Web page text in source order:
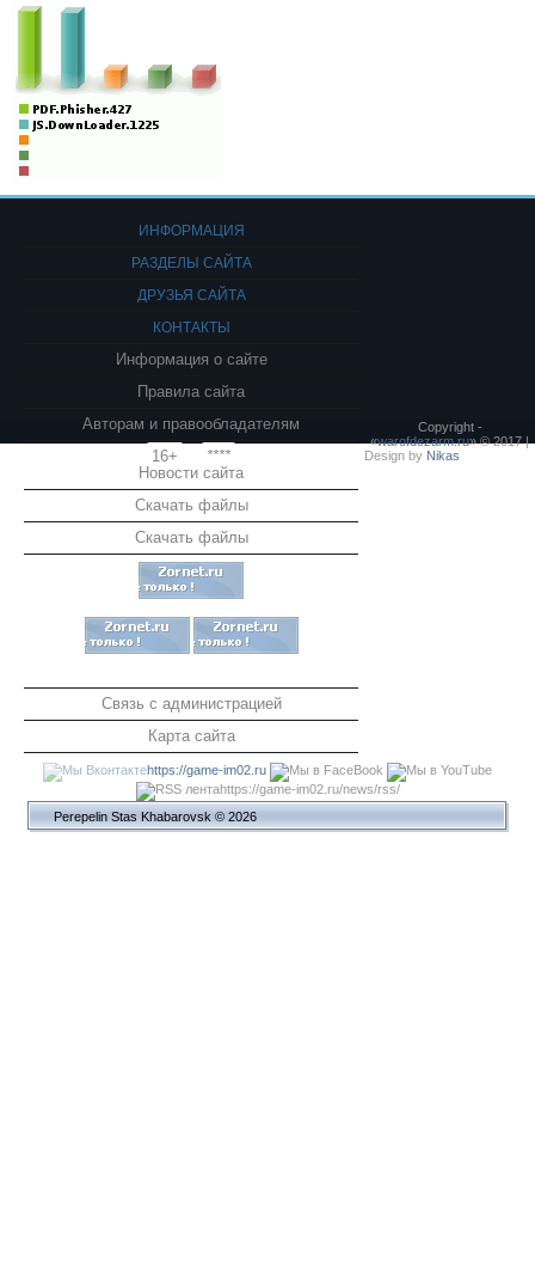
ИНФОРМАЦИЯ
РАЗДЕЛЫ САЙТА
ДРУЗЬЯ САЙТА
КОНТАКТЫ
Информация о сайте
Правила сайта
Авторам и правообладателям
16+
****
Новости сайта
Скачать файлы
Скачать файлы
Связь с администрацией
Карта сайта
Copyright -
«warofdezarm.ru» © 2017 |
Design by Nikas
https://game-im02.ru
https://game-im02.ru/news/rss/
Perepelin Stas Khabarovsk © 2026